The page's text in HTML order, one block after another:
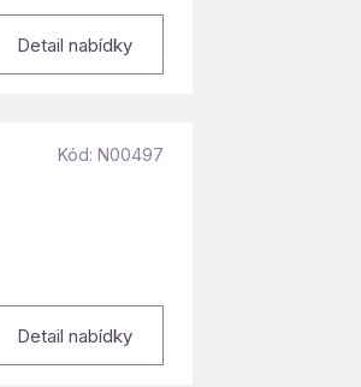
Detail nabídky
Kód: N00497
Detail nabídky